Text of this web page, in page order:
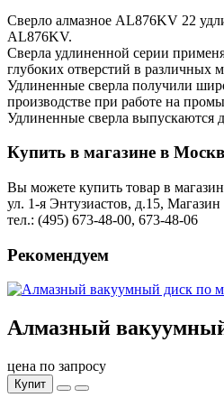
Сверло алмазное AL876KV 22
AL876KV.
Сверла удлиненной серии
глубоких отверстий в различных
Удлиненные сверла получили
производстве при работе на
Удлиненные сверла выпускаются
Купить в магазине в
Вы можете купить товар в
ул. 1-я Энтузиастов, д.15,
тел.: (495) 673-48-00, 673-48-06
Рекомендуем
Алмазный
цена по запросу
Купит